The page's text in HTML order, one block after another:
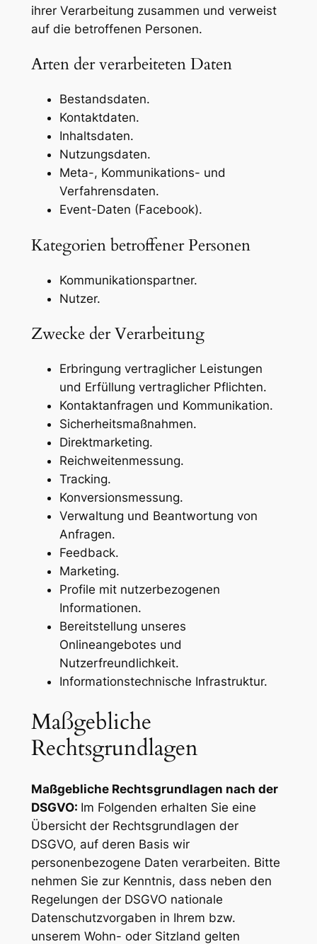
ihrer Verarbeitung zusammen und verweist
auf die betroffenen Personen.
Arten der verarbeiteten Daten
Bestandsdaten.
Kontaktdaten.
Inhaltsdaten.
Nutzungsdaten.
Meta-, Kommunikations- und
Verfahrensdaten.
Event-Daten (Facebook).
Kategorien betroffener Personen
Kommunikationspartner.
Nutzer.
Zwecke der Verarbeitung
Erbringung vertraglicher Leistungen
und Erfüllung vertraglicher Pflichten.
Kontaktanfragen und Kommunikation.
Sicherheitsmaßnahmen.
Direktmarketing.
Reichweitenmessung.
Tracking.
Konversionsmessung.
Verwaltung und Beantwortung von
Anfragen.
Feedback.
Marketing.
Profile mit nutzerbezogenen
Informationen.
Bereitstellung unseres
Onlineangebotes und
Nutzerfreundlichkeit.
Informationstechnische Infrastruktur.
Maßgebliche
Rechtsgrundlagen
Maßgebliche Rechtsgrundlagen nach der
DSGVO: Im Folgenden erhalten Sie eine
Übersicht der Rechtsgrundlagen der
DSGVO, auf deren Basis wir
personenbezogene Daten verarbeiten. Bitte
nehmen Sie zur Kenntnis, dass neben den
Regelungen der DSGVO nationale
Datenschutzvorgaben in Ihrem bzw.
unserem Wohn- oder Sitzland gelten